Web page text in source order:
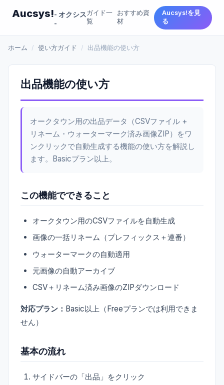
Aucsys!- オクシス
-
ガイド一
覧
おすすめ資
材
Aucsys!を見
る
ホーム / 使い方ガイド / 出品機能の使い方
出品機能の使い方
オークタウン用の出品データ（CSVファイル +
リネーム・ウォーターマーク済み画像ZIP）をワ
ンクリックで自動生成する機能の使い方を解説し
ます。Basicプラン以上。
この機能でできること
オークタウン用のCSVファイルを自動生成
画像の一括リネーム（プレフィックス＋連番）
ウォーターマークの自動適用
元画像の自動アーカイブ
CSV＋リネーム済み画像のZIPダウンロード
対応プラン： Basic以上（Freeプランでは利用できま
せん）
基本の流れ
サイドバーの「出品」をクリック